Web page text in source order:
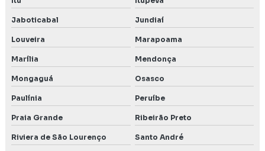
Relatório ambiental
Relatório ambiental em Belo Horizonte MG
Relatório de controle ambiental
Relatório de impacto no patrimônio cultural
Jaboticabal Jundiaí
Louveira Marapoama
Marília Mendonça
Mongaguá Osasco
Paulínia Peruíbe
Praia Grande Ribeirão Preto
Riviera de São Lourenço Santo André